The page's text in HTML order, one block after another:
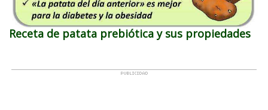
Receta de patata prebiótica y sus propiedades